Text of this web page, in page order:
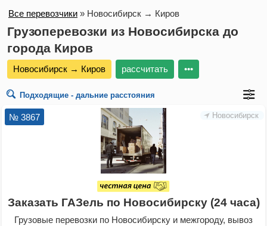
Все перевозчики » Новосибирск → Киров
Грузоперевозки из Новосибирска до
города Киров
Новосибирск → Киров рассчитать •••
Подходящие - дальние расстояния
Новосибирск
№ 3867
Заказать ГАЗель по Новосибирску (24 часа)
Грузовые перевозки по Новосибирску и межгороду, вывоз